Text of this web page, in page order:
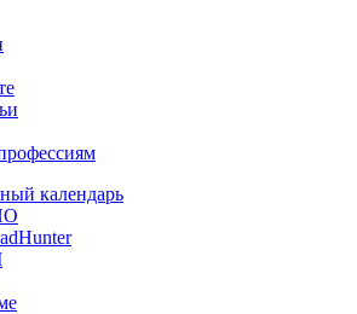
календарь